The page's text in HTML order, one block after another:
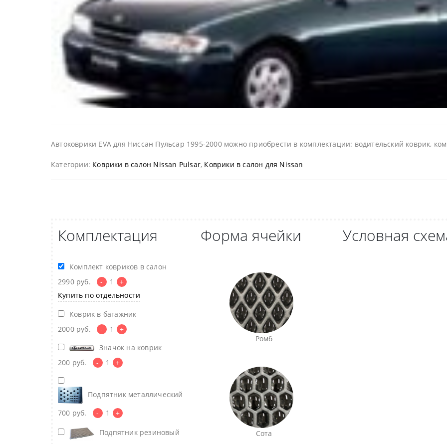
Автоковрики EVA для Ниссан Пульсар 1995-2000 можно приобрести в комплектации: водительский коврик,
Категории: Коврики в салон Nissan Pulsar, Коврики в салон для Nissan
Комплектация
Комплект ковриков в салон
2990 руб. - 1
+
Купить по отдельности
Коврик в багажник
2000 руб. - 1
+
Значок на коврик
200 руб. - 1 +
Подпятник металлический
700 руб. - 1 +
Подпятник резиновый
Форма ячейки
Ромб
Сота
Условная